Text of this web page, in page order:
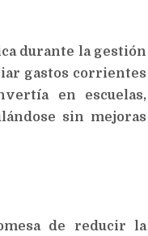
durante la gestión
gastos corrientes
en escuelas,
sin mejoras
de reducir la